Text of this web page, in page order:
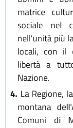
matrice
sociale nel
nell'unità più
locali, con il
libertà a
Nazione.
4. La Regione,
montana
Comuni di